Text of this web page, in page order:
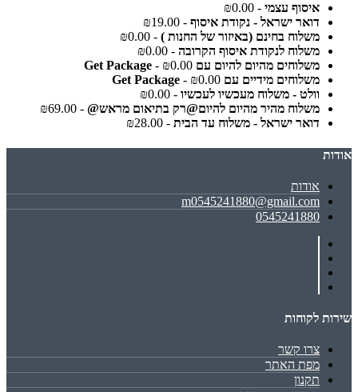
איסוף עצמי - ₪0.00
דואר ישראל - נקודת איסוף - ₪19.00
משלוח בחינם (באיזור של החנות ) - ₪0.00
משלוח לנקודת איסוף הקרובה - ₪0.00
משלוחים מהיום להיום עם Get Package - ₪0.00
משלוחים מידיים עם Get Package - ₪0.00
וולט - משלוח מעכשיו לעכשיו - ₪0.00
משלוח מהיר מהיום להיום@רק בתיאום מראש@ - ₪69.00
דואר ישראל - משלוח עד הבית - ₪28.00
אודות
אודות
m0545241880@gmail.com
0545241880
שירות לקוחות
צרו קשר
מפת האתר
תקנון